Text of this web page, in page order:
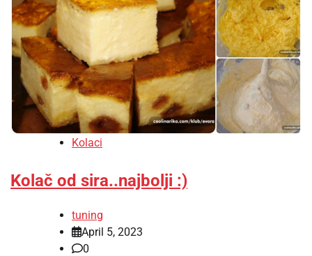
Kolaci
Kolač od sira..najbolji :)
tuning
April 5, 2023
0